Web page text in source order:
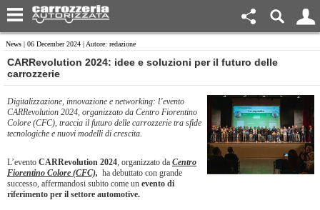
News | 06 December 2024 | Autore: redazione
​CARRevolution 2024: idee e soluzioni per il futuro delle
carrozzerie
Digitalizzazione, innovazione e networking: l’evento
CARRevolution 2024, organizzato da Centro Fiorentino
Colore (CFC), traccia il futuro delle carrozzerie tra sfide
tecnologiche e nuovi modelli di crescita.
L’evento CARRevolution 2024, organizzato da Centro
Fiorentino Colore (CFC), ha debuttato con grande
successo, affermandosi subito come un evento di
riferimento per il settore automotive.